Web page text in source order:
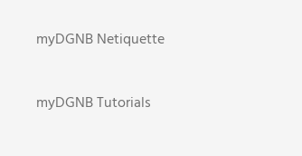
myDGNB Netiquette
myDGNB Tutorials